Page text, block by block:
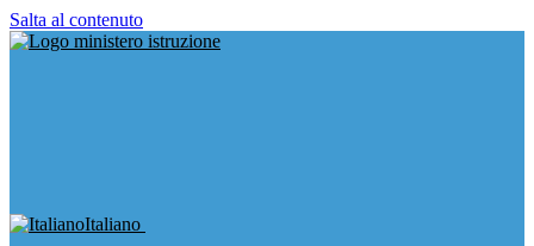
Salta al contenuto
Italiano